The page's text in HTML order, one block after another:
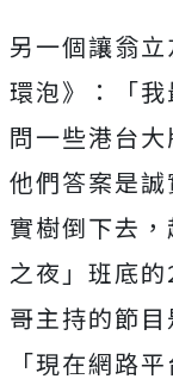
另一個讓翁
環泡》：「
問一些港台
他們答案是
實樹倒下去
之夜」班底的
哥主持的節目
「現在網路